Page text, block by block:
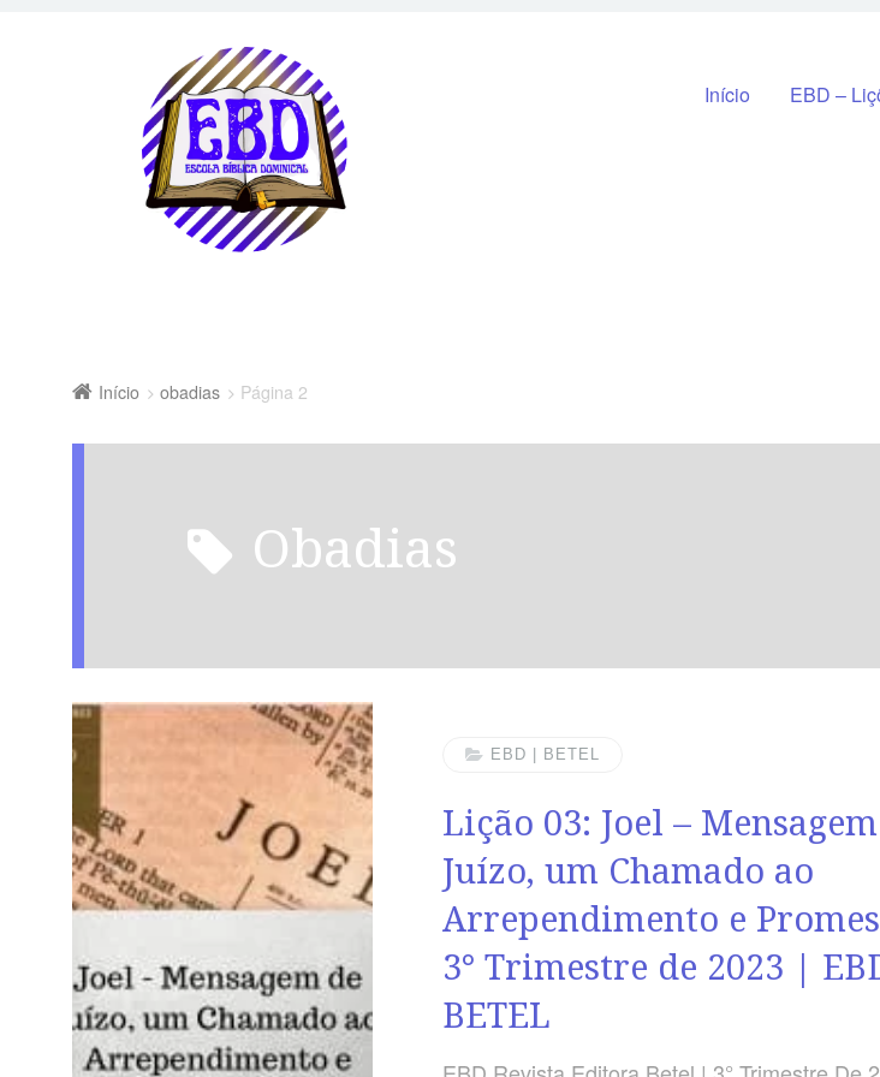
Pular para o conteúdo
Início EBD –
Início obadias Página 2
obadias
EBD | BETEL
Lição 03: Joel –
Juízo, um Chamado ao
Arrependimento e
3° Trimestre de 2023 |
BETEL